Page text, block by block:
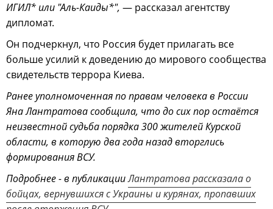
ИГИЛ* или "Аль-Каиды*", — рассказал агентству
дипломат.
Он подчеркнул, что Россия будет прилагать все
больше усилий к доведению до мирового сообщества
свидетельств террора Киева.
Ранее уполномоченная по правам человека в России
Яна Лантратова сообщила, что до сих пор остаётся
неизвестной судьба порядка 300 жителей Курской
области, в которую два года назад вторглись
формирования ВСУ.
Подробнее - в публикацииЛантратова рассказала о
бойцах, вернувшихся с Украины и курянах, пропавших